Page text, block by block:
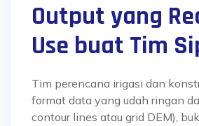
Output yang
Use buat Tim
Tim perencana irigasi dan
format data yang udah ringan
contour lines atau grid DEM),